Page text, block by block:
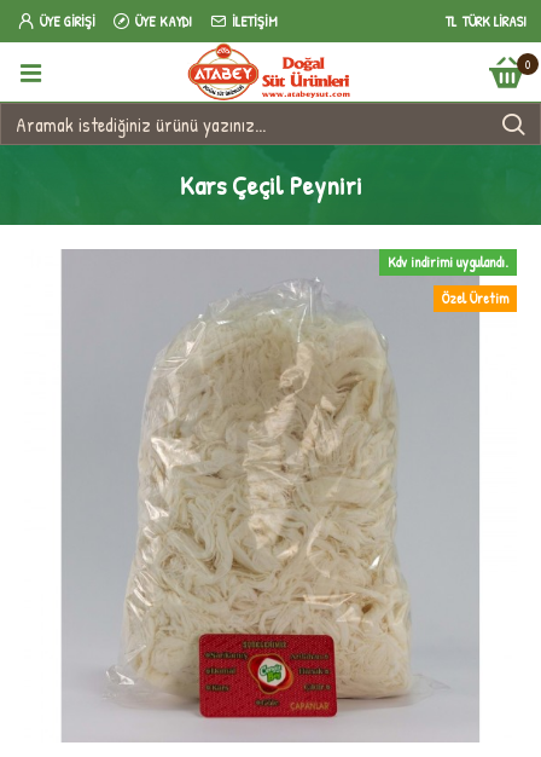
ÜYE GIRIŞI ÜYE KAYDI İLETIŞIM TL TÜRK LIRASI
0
Kars Çeçil Peyniri
Özel Üretim
Kdv indirimi uygulandı.